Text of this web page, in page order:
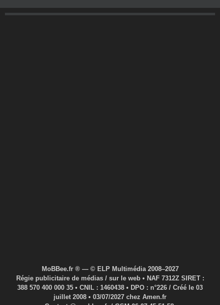
UR ET
RÉALISAT
NUIT
MoBBee.fr ® — © ELP Multimédia 2008–2027
Régie publicitaire de médias / sur le web • NAF 7312Z SIRET :
388 570 400 000 35 • CNIL : 1460438 • DPO : n°226 / Créé le 03
juillet 2008 • 03/07/2027 chez Amen.fr